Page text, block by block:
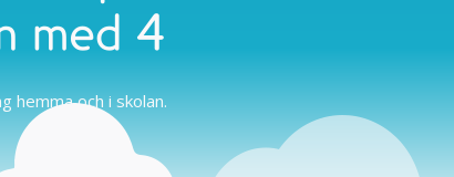
med 4
hemma och i skolan.